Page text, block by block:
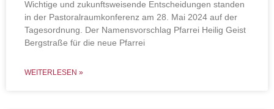
Wichtige und zukunftsweisende Entscheidungen standen
in der Pastoralraumkonferenz am 28. Mai 2024 auf der
Tagesordnung. Der Namensvorschlag Pfarrei Heilig Geist
Bergstraße für die neue Pfarrei
WEITERLESEN »